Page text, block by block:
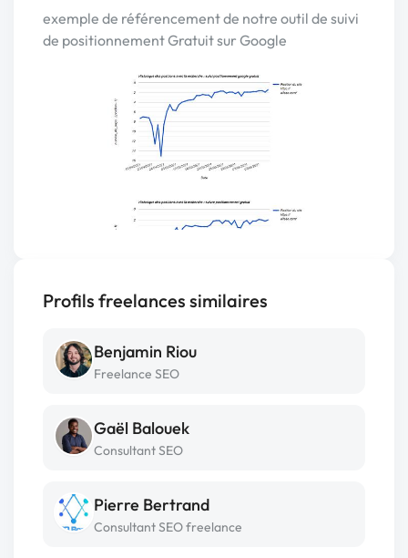
exemple de référencement de notre outil de suivi
de positionnement Gratuit sur Google
Profils freelances similaires
Benjamin Riou
Freelance SEO
Gaël Balouek
Consultant SEO
Pierre Bertrand
Consultant SEO freelance